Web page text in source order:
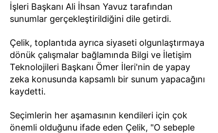
İşleri Başkanı Ali İhsan Yavuz tarafından
sunumlar gerçekleştirildiğini dile getirdi.
Çelik, toplantıda ayrıca siyaseti olgunlaştırmaya
dönük çalışmalar bağlamında Bilgi ve İletişim
Teknolojileri Başkanı Ömer İleri'nin de yapay
zeka konusunda kapsamlı bir sunum yapacağını
kaydetti.
Seçimlerin her aşamasının kendileri için çok
önemli olduğunu ifade eden Çelik, "O sebeple